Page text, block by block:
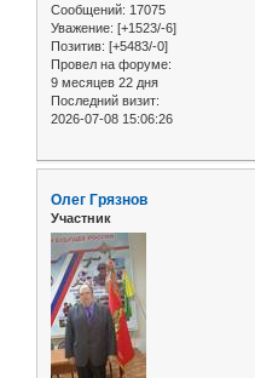
Сообщений: 17075
Уважение: [+1523/-6]
Позитив: [+5483/-0]
Провел на форуме:
9 месяцев 22 дня
Последний визит:
2026-07-08 15:06:26
Олег Грязнов
Участник